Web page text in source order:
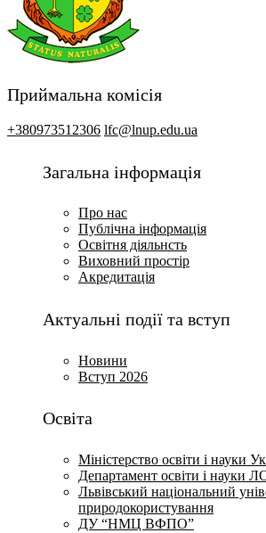
Приймальна комісія
+380973512306 lfc@lnup.edu.ua
Загальна інформація
Про нас
Публічна інформація
Освітня діяльнсть
Виховний простір
Акредитація
Актуальні події та вступ
Новини
Вступ 2026
Освіта
Міністерство освіти і науки
Департамент освіти і науки
Львівський національний
природокористування
ДУ “НМЦ ВФПО”